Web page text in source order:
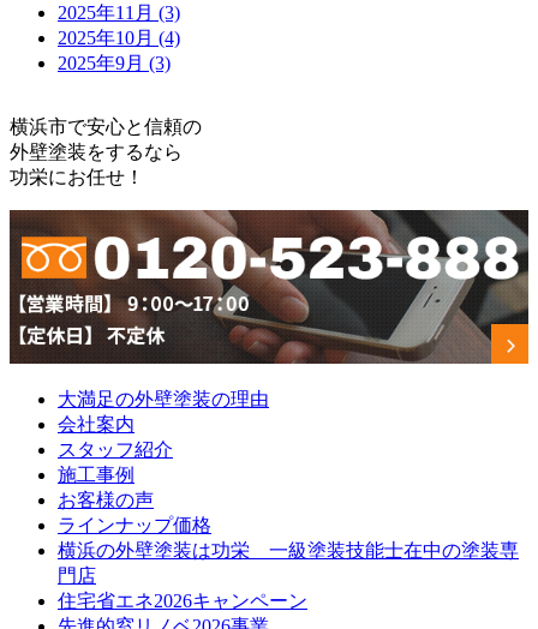
2025年11月 (3)
2025年10月 (4)
2025年9月 (3)
横浜市で安心と信頼の
外壁塗装をするなら
功栄にお任せ！
大満足の外壁塗装の理由
会社案内
スタッフ紹介
施工事例
お客様の声
ラインナップ価格
横浜の外壁塗装は功栄 一級塗装技能士在中の塗装専
門店
住宅省エネ2026キャンペーン